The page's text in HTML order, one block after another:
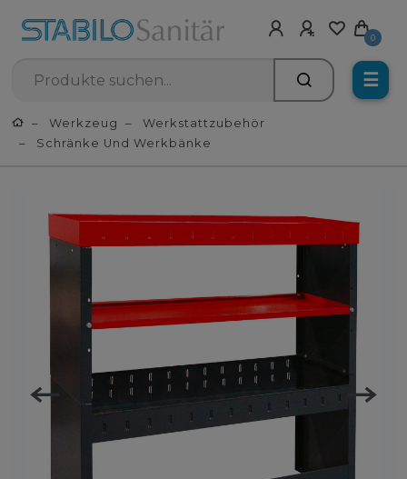
0
☰
Werkzeug
Werkstattzubehör
Schränke Und Werkbänke